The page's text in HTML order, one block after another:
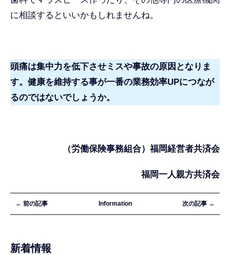
に相談するといいかもしれませんね。
頭痛は集中力を低下させミスや事故の原因となりま
す。健康を維持する事が一番の業務効率UPにつなが
るのではないでしょうか。
（労働保険事務組合）福岡経営者共済会
福岡一人親方共済会
← 前の記事 Information 次の記事 →
新着情報